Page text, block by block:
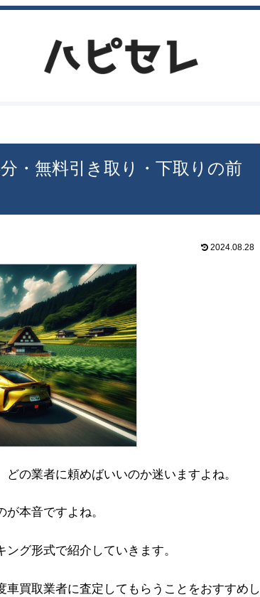
・無料引き取り・下取りの前
2024.08.28
の業者に頼めばいいのか迷いますよね。
本音ですよね。
グ形式で紹介していきます。
買取業者に査定してもらうことをおすすめし